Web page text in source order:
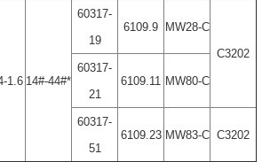
1.6 14#-44#*
60317-
19
6109.9
MW28-C
C3202
60317-
21
6109.11 MW80-C
60317-
51
6109.23 MW83-C C3202